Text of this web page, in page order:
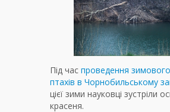
Під час проведення
птахів в Чорнобильському
цієї зими науковці зустріли
красеня.